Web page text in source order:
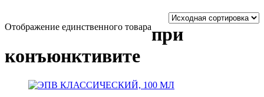
Отображение единственного товарапри
конъюнктивите